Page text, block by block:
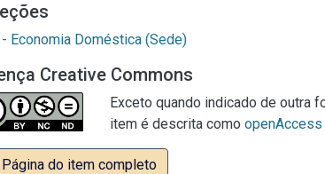
- Economia Doméstica (Sede)
Creative Commons
Exceto quando indicado de outra
item é descrita como openAccess
Página do item completo